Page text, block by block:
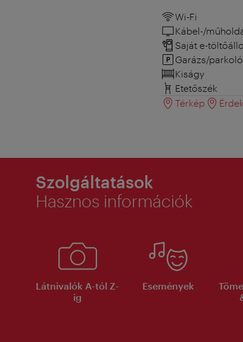
Wi-Fi
Kábel-/
Saját e-
Garázs/
Kiságy
Etetőszék
Térkép
Szolgáltatások
Hasznos információk
Látnivalók A-tól Z-
ig
Események